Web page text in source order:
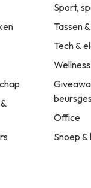
Sport,
Tassen
Tech &
Office
Snoep &